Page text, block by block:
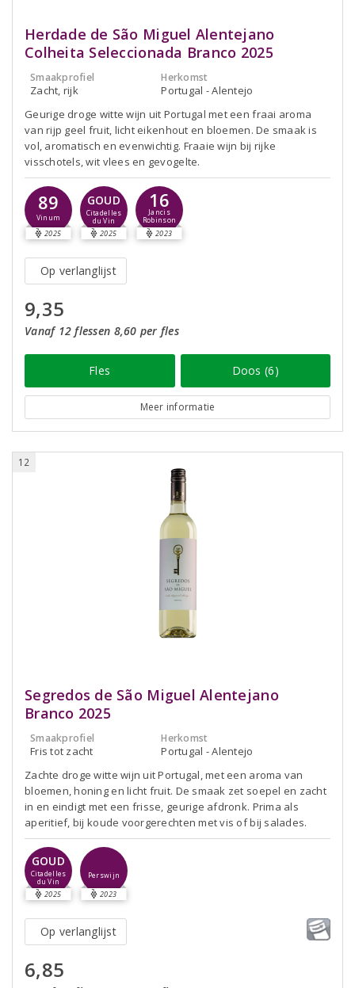
Herdade de São Miguel Alentejano
Colheita Seleccionada Branco 2025
Smaakprofiel
Zacht, rijk
Herkomst
Portugal - Alentejo
Geurige droge witte wijn uit Portugal met een fraai aroma
van rijp geel fruit, licht eikenhout en bloemen. De smaak is
vol, aromatisch en evenwichtig. Fraaie wijn bij rijke
visschotels, wit vlees en gevogelte.
89
Vinum
2025
GOUD
Citadelles
du Vin
2025
16
Jancis
Robinson
2023
Op verlanglijst
9,35
Vanaf 12 flessen 8,60 per fles
Fles Doos (6)
Meer informatie
12
Segredos de São Miguel Alentejano
Branco 2025
Smaakprofiel
Fris tot zacht
Herkomst
Portugal - Alentejo
Zachte droge witte wijn uit Portugal, met een aroma van
bloemen, honing en licht fruit. De smaak zet soepel en zacht
in en eindigt met een frisse, geurige afdronk. Prima als
aperitief, bij koude voorgerechten met vis of bij salades.
GOUD
Citadelles
du Vin
2025
Perswijn
2023
Op verlanglijst
6,85